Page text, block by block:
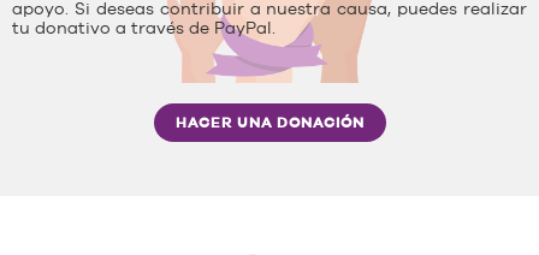
apoyo. Si deseas contribuir a nuestra causa, puedes realizar
tu donativo a través de PayPal.
HACER UNA DONACIÓN